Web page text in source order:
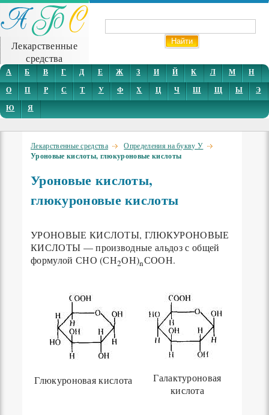
Лекарственные
средства
А Б В Г Д Е Ж З И Й К Л М
Н
О
П Р С Т У Ф Х Ц Ч Ш Щ Ы
Э
Ю
Я
Лекарственные средства Определения на букву У
Уроновые кислоты, глюкуроновые кислоты
Уроновые кислоты,
глюкуроновые кислоты
УРОНОВЫЕ КИСЛОТЫ, ГЛЮКУРОНОВЫЕ
КИСЛОТЫ — производные альдоз с общей
формулой СНО (СН2ОН)nСООН.
Глюкуроновая кислота
Галактуроновая
кислота